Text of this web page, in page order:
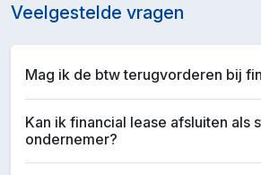
Veelgestelde vragen
Mag ik de btw terugvorderen bij
Kan ik financial lease afsluiten als
ondernemer?